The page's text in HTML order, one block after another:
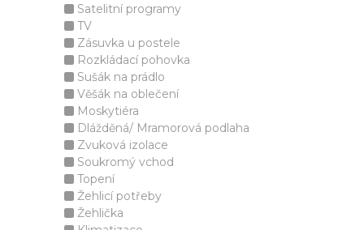
Satelitní programy
TV
Zásuvka u postele
Rozkládací pohovka
Sušák na prádlo
Věšák na oblečení
Moskytiéra
Dlážděná/ Mramorová podlaha
Zvuková izolace
Soukromý vchod
Topení
Žehlicí potřeby
Žehlička